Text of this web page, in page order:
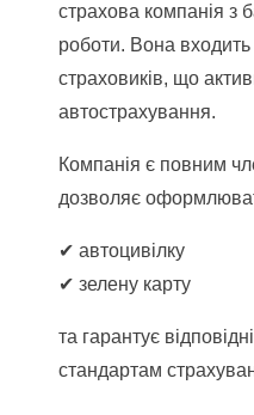
страхова компанія з
роботи. Вона входить
страховиків, що
автострахування.
Компанія є повним
дозволяє
✔ автоцивілку
✔ зелену карту
та гарантує
стандартам